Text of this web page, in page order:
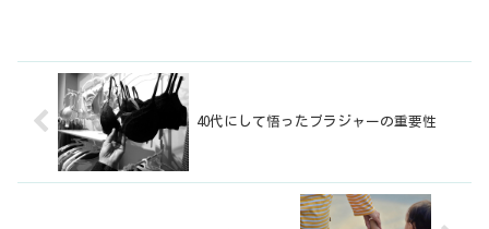
40代にして悟ったブラジャーの重要性